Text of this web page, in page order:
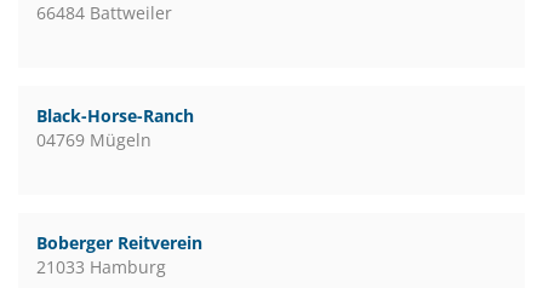
66484 Battweiler
Black-Horse-Ranch
04769 Mügeln
Boberger Reitverein
21033 Hamburg